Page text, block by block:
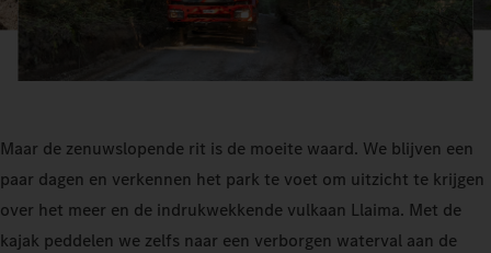
Maar de zenuwslopende rit is de moeite waard. We blijven een
paar dagen en verkennen het park te voet om uitzicht te krijgen
over het meer en de indrukwekkende vulkaan Llaima. Met de
kajak peddelen we zelfs naar een verborgen waterval aan de